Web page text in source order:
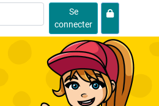
Se
connecter